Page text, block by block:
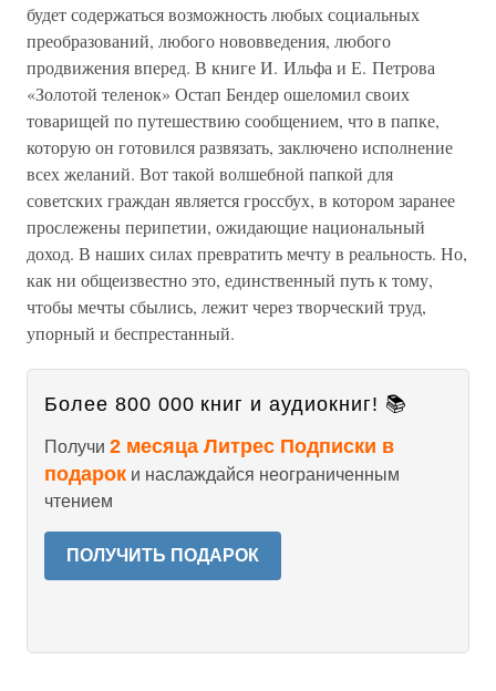
будет содержаться возможность любых социальных
преобразований, любого нововведения, любого
продвижения вперед. В книге И. Ильфа и Е. Петрова
«Золотой теленок» Остап Бендер ошеломил своих
товарищей по путешествию сообщением, что в папке,
которую он готовился развязать, заключено исполнение
всех желаний. Вот такой волшебной папкой для
советских граждан является гроссбух, в котором заранее
прослежены перипетии, ожидающие национальный
доход. В наших силах превратить мечту в реальность. Но,
как ни общеизвестно это, единственный путь к тому,
чтобы мечты сбылись, лежит через творческий труд,
упорный и беспрестанный.
Более 800 000 книг и аудиокниг! 📚
Получи 2 месяца Литрес Подписки в
подарок и наслаждайся неограниченным
чтением
ПОЛУЧИТЬ ПОДАРОК